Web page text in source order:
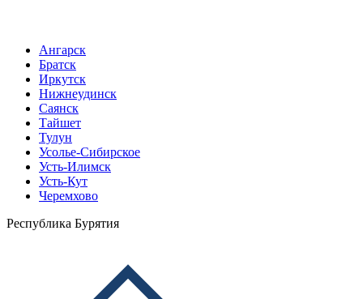
Ангарск
Братск
Иркутск
Нижнеудинск
Саянск
Тайшет
Тулун
Усолье-Сибирское
Усть-Илимск
Усть-Кут
Черемхово
Республика Бурятия